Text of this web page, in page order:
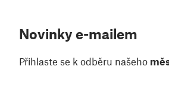
Novinky e-mailem
Přihlaste se k odběru našeho